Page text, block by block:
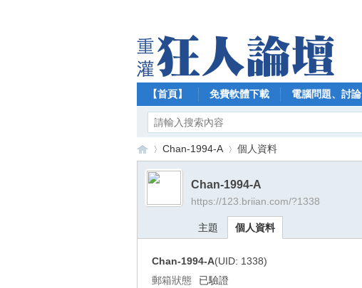
【首頁】 免費軟體下載 電腦問題、討論
›
Chan-1994-A 個人資料
Chan-1994-A
https://123.briian.com/?1338
主題 個人資料
Chan-1994-A(UID: 1338)
郵箱狀態
已驗證